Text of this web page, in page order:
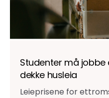
Studenter må jobbe
dekke husleia
Leieprisene for